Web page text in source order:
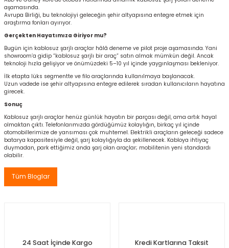
Modüller
aşamasında.
Avrupa Birliği, bu teknolojiyi geleceğin şehir altyapısına entegre etmek için
araştırma fonları ayırıyor.
Gerçekten Hayatımıza Giriyor mu?
Bugün için kablosuz şarjlı araçlar hâlâ deneme ve pilot proje aşamasında. Yani
showroom’a gidip “kablosuz şarjlı bir araç” satın almak mümkün değil. Ancak
teknoloji hızla gelişiyor ve önümüzdeki 5–10 yıl içinde yaygınlaşması bekleniyor.
İlk etapta lüks segmentte ve filo araçlarında kullanılmaya başlanacak.
Uzun vadede ise şehir altyapısına entegre edilerek sıradan kullanıcıların hayatına
girecek.
Sonuç
Kablosuz şarjlı araçlar henüz günlük hayatın bir parçası değil, ama artık hayal
olmaktan çıktı. Telefonlarımızda gördüğümüz kolaylığın, birkaç yıl içinde
otomobillerimize de yansıması çok muhtemel. Elektrikli araçların geleceği sadece
batarya kapasitesiyle değil, şarj kolaylığıyla da şekillenecek. Kabloya ihtiyaç
duymadan, park ettiğimiz anda şarj olan araçlar; mobilitenin yeni standardı
olabilir.
Tüm Bloglar
24 Saat İçinde Kargo Kredi Kartlarına Taksit